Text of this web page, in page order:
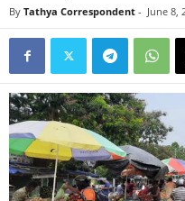
By Tathya Correspondent - June 8,